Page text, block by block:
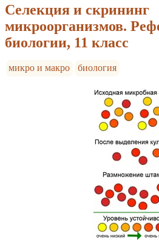
Селекция и скрининг
микроорганизмов.
биологии, 11 класс
микро и макро биология